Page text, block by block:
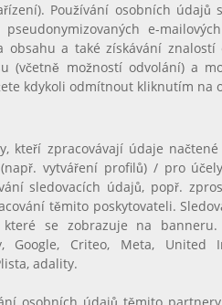
Používání osobních
e-
obsahu a také získávání
(včetně možností odvolání) a
kdykoli odmítnout kliknutím na
kteří zpracovávají údaje
vytváření profilů) / pro
sledovacích údajů, popř.
těmito poskytovateli.
se zobrazuje na
Google, Criteo, Meta, United
adality.